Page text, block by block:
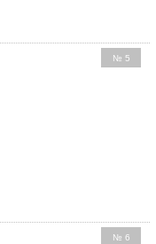
№ 5
№ 6